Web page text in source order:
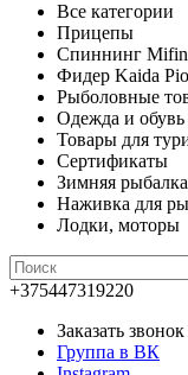
Все категории
Прицепы
Спиннинг
Фидер Kaida
Рыболовные
Одежда и
Товары для
Сертификаты
Зимняя рыбалка
Наживка для
Лодки, моторы
+375447319220
Заказать звонок
Группа в ВК